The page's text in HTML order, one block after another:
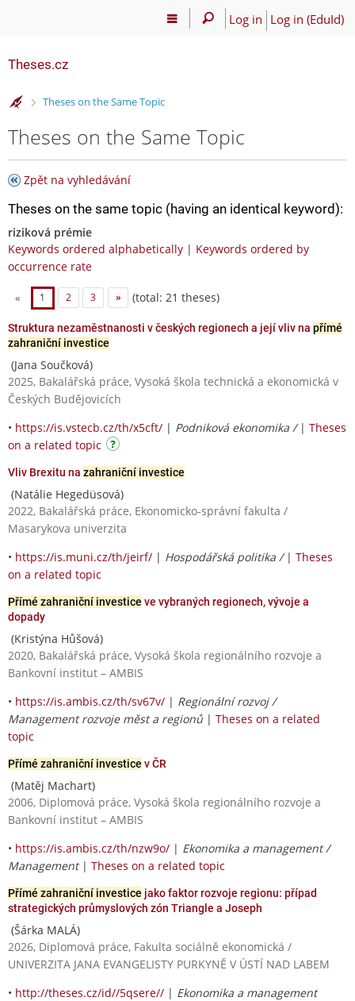
Log in Log in (EduId)
Theses.cz
>
Theses on the Same Topic
Theses on the Same Topic
Zpět na vyhledávání
Theses on the same topic (having an identical keyword):
riziková prémie
Keywords ordered alphabetically | Keywords ordered by
occurrence rate
« 1 2 3 » (total: 21 theses)
Struktura nezaměstnanosti v českých regionech a její vliv na přímé
zahraniční investice
(Jana Součková)
2025, Bakalářská práce, Vysoká škola technická a ekonomická v
Českých Budějovicích
• https://is.vstecb.cz/th/x5cft/ | Podniková ekonomika / | Theses
on a related topic
Vliv Brexitu na zahraniční investice
(Natálie Hegedüsová)
2022, Bakalářská práce, Ekonomicko-správní fakulta /
Masarykova univerzita
• https://is.muni.cz/th/jeirf/ | Hospodářská politika / | Theses
on a related topic
Přímé zahraniční investice ve vybraných regionech, vývoje a
dopady
(Kristýna Hůšová)
2020, Bakalářská práce, Vysoká škola regionálního rozvoje a
Bankovní institut – AMBIS
• https://is.ambis.cz/th/sv67v/ | Regionální rozvoj /
Management rozvoje měst a regionů | Theses on a related
topic
Přímé zahraniční investice v ČR
(Matěj Machart)
2006, Diplomová práce, Vysoká škola regionálního rozvoje a
Bankovní institut – AMBIS
• https://is.ambis.cz/th/nzw9o/ | Ekonomika a management /
Management| Theses on a related topic
Přímé zahraniční investice jako faktor rozvoje regionu: případ
strategických průmyslových zón Triangle a Joseph
(Šárka MALÁ)
2026, Diplomová práce, Fakulta sociálně ekonomická /
UNIVERZITA JANA EVANGELISTY PURKYNĚ V ÚSTÍ NAD LABEM
• http://theses.cz/id//5qsere// | Ekonomika a management